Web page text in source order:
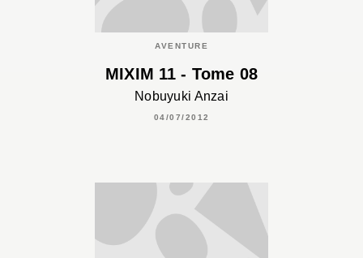
AVENTURE
MIXIM 11 - Tome 08
Nobuyuki Anzai
04/07/2012